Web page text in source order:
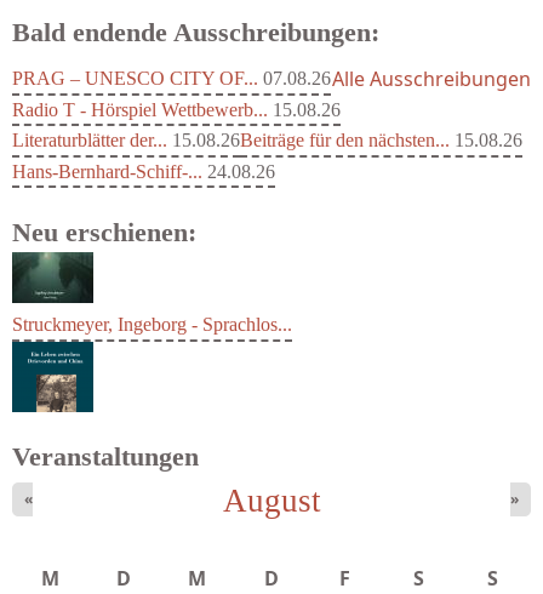
Bald endende Ausschreibungen:
PRAG – UNESCO CITY OF... 07.08.26
Radio T - Hörspiel Wettbewerb... 15.08.26
Literaturblätter der... 15.08.26Beiträge für den nächsten... 15.08.26
Hans-Bernhard-Schiff-... 24.08.26
Alle Ausschreibungen
Neu erschienen:
Ein Leben zwischen Drievorden und...
Struckmeyer, Ingeborg - Sprachlos...
Veranstaltungen
August
« »
M D M D F S
S